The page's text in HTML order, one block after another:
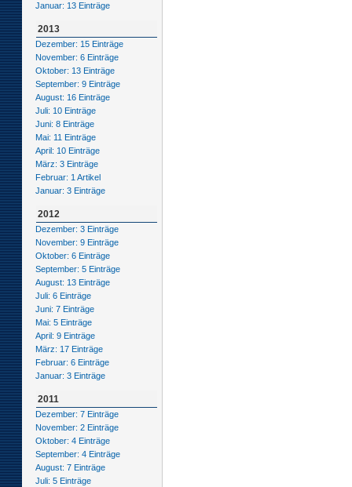
Januar: 13 Einträge
2013
Dezember: 15 Einträge
November: 6 Einträge
Oktober: 13 Einträge
September: 9 Einträge
August: 16 Einträge
Juli: 10 Einträge
Juni: 8 Einträge
Mai: 11 Einträge
April: 10 Einträge
März: 3 Einträge
Februar: 1 Artikel
Januar: 3 Einträge
2012
Dezember: 3 Einträge
November: 9 Einträge
Oktober: 6 Einträge
September: 5 Einträge
August: 13 Einträge
Juli: 6 Einträge
Juni: 7 Einträge
Mai: 5 Einträge
April: 9 Einträge
März: 17 Einträge
Februar: 6 Einträge
Januar: 3 Einträge
2011
Dezember: 7 Einträge
November: 2 Einträge
Oktober: 4 Einträge
September: 4 Einträge
August: 7 Einträge
Juli: 5 Einträge